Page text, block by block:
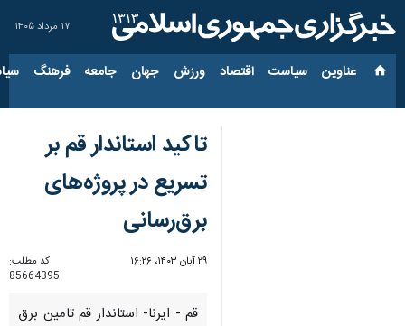
۱۷ مرداد ۱۴۰۵
عناوین‌ سیاست اقتصاد ورزش جهان جامعه فرهنگ
تاکید استاندار قم بر
تسریع در پروژه‌های
برق‌رسانی
۲۹ آبان ۱۴۰۳، ۱۶:۲۶
کد مطلب:
85664395
قم - ایرنا- استاندار قم تامین برق